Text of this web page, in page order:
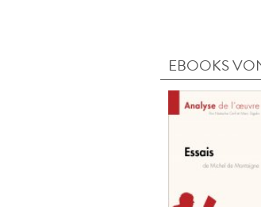
EBOOKS